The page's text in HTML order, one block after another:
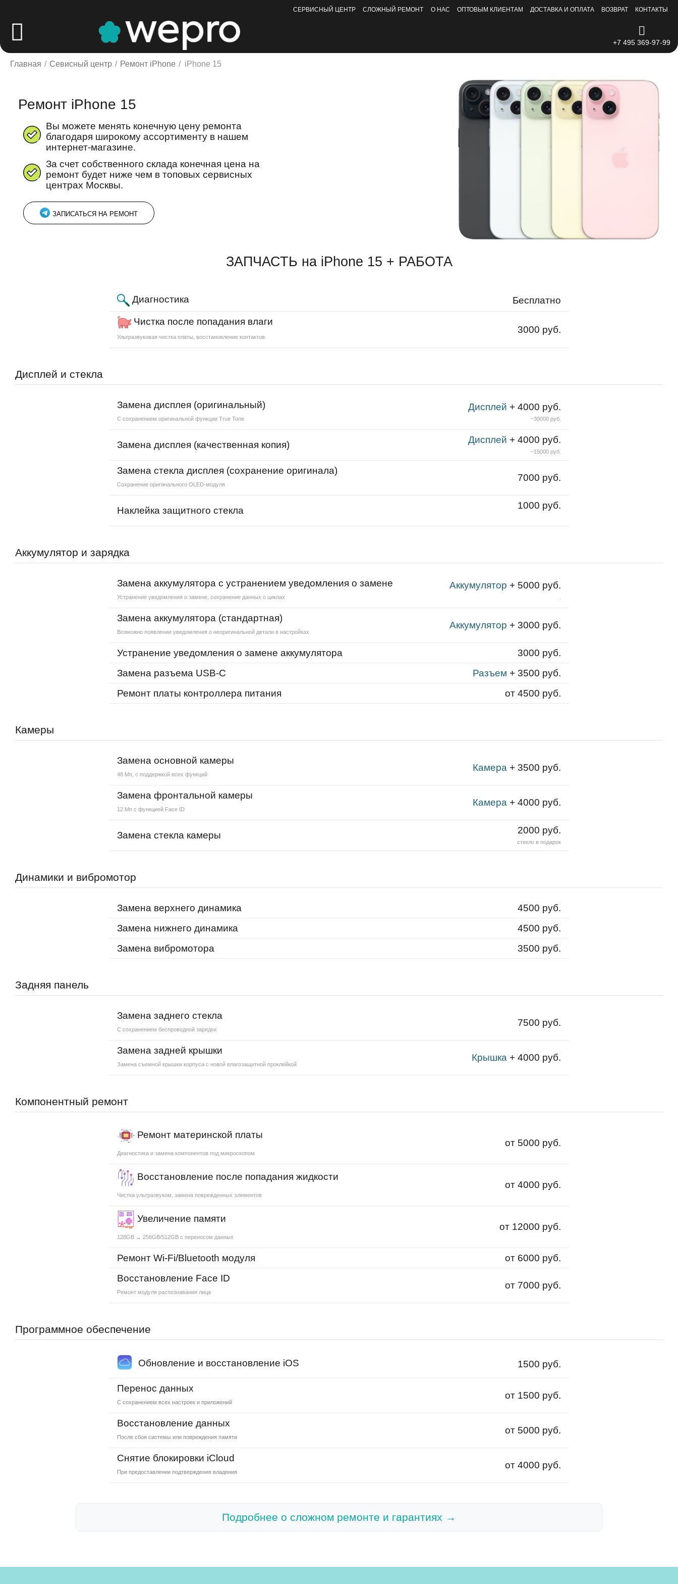
СЕРВИСНЫЙ ЦЕНТР СЛОЖНЫЙ РЕМОНТ О НАС ОПТОВЫМ КЛИЕНТАМ ДОСТАВКА И ОПЛАТА ВОЗВРАТ КОНТАКТЫ
+7 495 369-97-99
Главная / Севисный центр / Ремонт iPhone / iPhone 15
Ремонт iPhone 15
Вы можете менять конечную цену ремонта
благодаря широкому ассортименту в нашем
интернет-магазине.
За счет собственного склада конечная цена на
ремонт будет ниже чем в топовых сервисных
центрах Москвы.
ЗАПИСАТЬСЯ НА РЕМОНТ
ЗАПЧАСТЬ на iPhone 15 + РАБОТА
Диагностика Бесплатно
Чистка после попадания влаги
Ультразвуковая чистка платы, восстановление контактов
3000 руб.
Дисплей и стекла
Замена дисплея (оригинальный)
С сохранением оригинальной функции True Tone
Дисплей + 4000 руб.
~30000 руб.
Замена дисплея (качественная копия) Дисплей + 4000 руб.
~15000 руб.
Замена стекла дисплея (сохранение оригинала)
Сохранение оригинального OLED-модуля
7000 руб.
Наклейка защитного стекла 1000 руб.
Аккумулятор и зарядка
Замена аккумулятора с устранением уведомления о замене
Устранение уведомления о замене, сохранение данных о циклах
Аккумулятор + 5000 руб.
Замена аккумулятора (стандартная)
Возможно появление уведомления о неоригинальной детали в настройках
Аккумулятор + 3000 руб.
Устранение уведомления о замене аккумулятора
3000 руб.
Замена разъема USB-C
Разъем + 3500 руб.
Ремонт платы контроллера питания
от 4500 руб.
Камеры
Замена основной камеры
48 Мп, с поддержкой всех функций
Камера + 3500 руб.
Замена фронтальной камеры
12 Мп с функцией Face ID
Камера + 4000 руб.
Замена стекла камеры 2000 руб.
стекло в подарок
Динамики и вибромотор
Замена верхнего динамика
4500 руб.
Замена нижнего динамика
4500 руб.
Замена вибромотора
3500 руб.
Задняя панель
Замена заднего стекла
С сохранением беспроводной зарядки
7500 руб.
Замена задней крышки
Замена съемной крышки корпуса с новой влагозащитной проклейкой
Крышка + 4000 руб.
Компонентный ремонт
Ремонт материнской платы
Диагностика и замена компонентов под микроскопом
от 5000 руб.
Восстановление после попадания жидкости
Чистка ультразвуком, замена поврежденных элементов
от 4000 руб.
Увеличение памяти
128GB → 256GB/512GB с переносом данных
от 12000 руб.
Ремонт Wi-Fi/Bluetooth модуля
от 6000 руб.
Восстановление Face ID
Ремонт модуля распознавания лица
от 7000 руб.
Программное обеспечение
Обновление и восстановление iOS 1500 руб.
Перенос данных
С сохранением всех настроек и приложений
от 1500 руб.
Восстановление данных
После сбоя системы или повреждения памяти
от 5000 руб.
Снятие блокировки iCloud
При предоставлении подтверждения владения
от 4000 руб.
Подробнее о сложном ремонте и гарантиях →